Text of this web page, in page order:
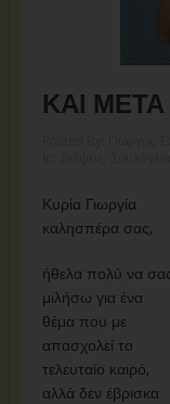
ΚΑΙ
Κυρία Γιωργία
καλησπέρα σας,
ήθελα πολύ να
μιλήσω για ένα
θέμα που με
απασχολεί το
τελευταίο καιρό,
αλλά δεν έβρισκα